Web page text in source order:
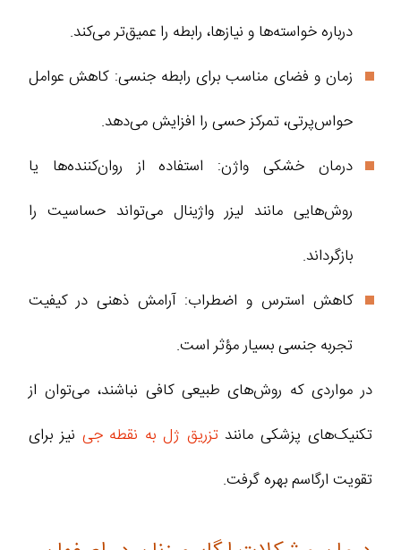
درباره خواسته‌ها و نیازها، رابطه را عمیق‌تر می‌کند.
زمان و فضای مناسب برای رابطه جنسی: کاهش عوامل
حواس‌پرتی، تمرکز حسی را افزایش می‌دهد.
درمان خشکی واژن: استفاده از روان‌کننده‌ها یا
روش‌هایی مانند لیزر واژینال می‌تواند حساسیت را
بازگرداند.
کاهش استرس و اضطراب: آرامش ذهنی در کیفیت
تجربه جنسی بسیار مؤثر است.
در مواردی که روش‌های طبیعی کافی نباشند، می‌توان از
تکنیک‌های پزشکی مانندتزریق ژل به نقطه جی نیز برای
تقویت ارگاسم بهره گرفت.